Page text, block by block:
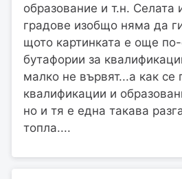
образование и т.н. Селата
градове изобщо няма да
щото картинката е още
бутафории за
малко не вървят...а как се
квалификации и
но и тя е една такава
топла....